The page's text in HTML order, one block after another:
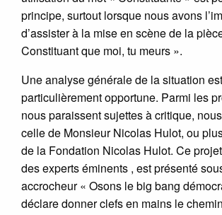
principe, surtout lorsque nous avons
d’assister à la mise en scène de la
Constituant que moi, tu meurs ».
Une analyse générale de la situation
particulièrement opportune. Parmi les
nous paraissent sujettes à critique,
celle de Monsieur Nicolas Hulot, ou
de la Fondation Nicolas Hulot. Ce
des experts éminents , est présenté
accrocheur « Osons le big bang
déclare donner clefs en mains le